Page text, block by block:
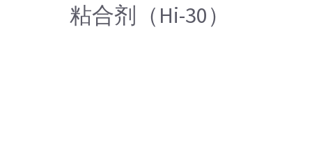
粘合剂（Hi-30）